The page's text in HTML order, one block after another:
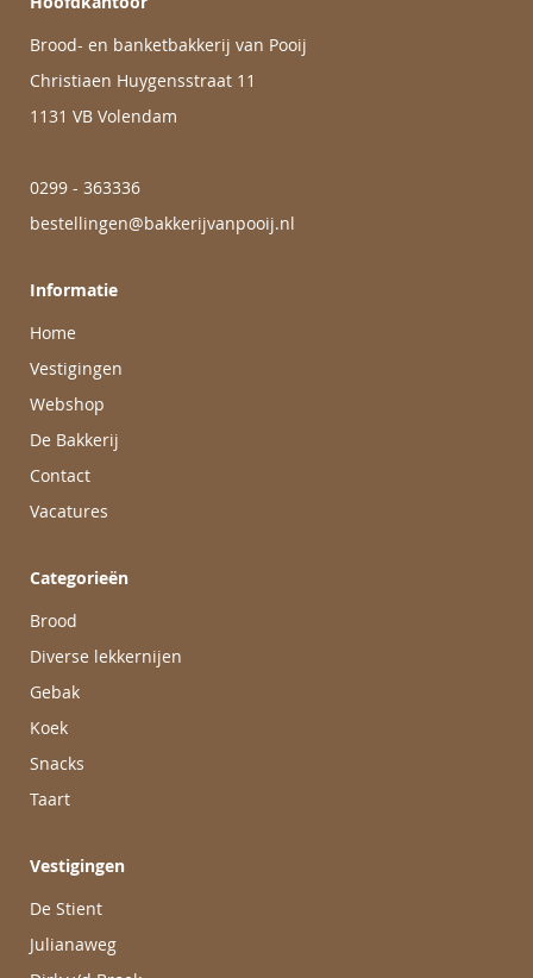
Brood- en banketbakkerij van Pooij
Christiaen Huygensstraat 11
1131 VB Volendam
0299 - 363336
bestellingen@bakkerijvanpooij.nl
Informatie
Home
Vestigingen
Webshop
De Bakkerij
Contact
Vacatures
Categorieën
Brood
Diverse lekkernijen
Gebak
Koek
Snacks
Taart
Vestigingen
De Stient
Julianaweg